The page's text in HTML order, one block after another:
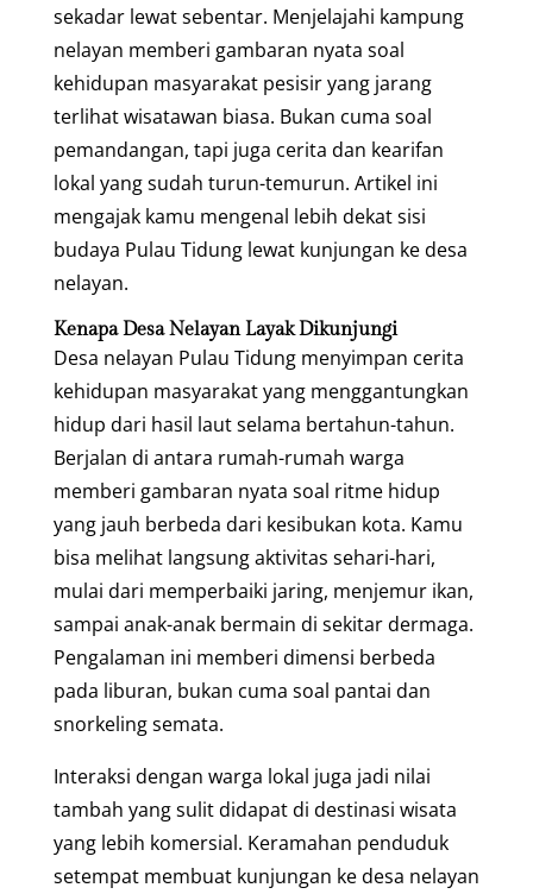
sekadar lewat sebentar. Menjelajahi kampung
nelayan memberi gambaran nyata soal
kehidupan masyarakat pesisir yang jarang
terlihat wisatawan biasa. Bukan cuma soal
pemandangan, tapi juga cerita dan kearifan
lokal yang sudah turun-temurun. Artikel ini
mengajak kamu mengenal lebih dekat sisi
budaya Pulau Tidung lewat kunjungan ke desa
nelayan.
Kenapa Desa Nelayan Layak Dikunjungi
Desa nelayan Pulau Tidung menyimpan cerita
kehidupan masyarakat yang menggantungkan
hidup dari hasil laut selama bertahun-tahun.
Berjalan di antara rumah-rumah warga
memberi gambaran nyata soal ritme hidup
yang jauh berbeda dari kesibukan kota. Kamu
bisa melihat langsung aktivitas sehari-hari,
mulai dari memperbaiki jaring, menjemur ikan,
sampai anak-anak bermain di sekitar dermaga.
Pengalaman ini memberi dimensi berbeda
pada liburan, bukan cuma soal pantai dan
snorkeling semata.
Interaksi dengan warga lokal juga jadi nilai
tambah yang sulit didapat di destinasi wisata
yang lebih komersial. Keramahan penduduk
setempat membuat kunjungan ke desa nelayan